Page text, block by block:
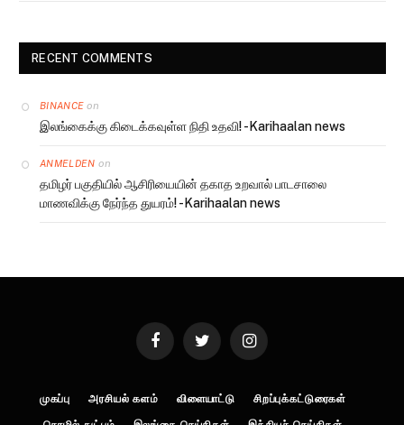
RECENT COMMENTS
BINANCE on
இலங்கைக்கு கிடைக்கவுள்ள நிதி உதவி! -Karihaalan news
ANMELDEN on
தமிழர் பகுதியில் ஆசிரியையின் தகாத உறவால் பாடசாலை
மாணவிக்கு நேர்ந்த துயரம்! -Karihaalan news
FacebookTwitter Instagram
முகப்பு அரசியல் களம் விளையாட்டு சிறப்புக்கட்டுரைகள்